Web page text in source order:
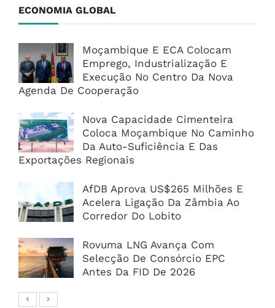
ECONOMIA GLOBAL
Moçambique E ECA Colocam
Emprego, Industrialização E
Execução No Centro Da Nova
Agenda De Cooperação
Nova Capacidade Cimenteira
Coloca Moçambique No Caminho
Da Auto-Suficiência E Das
Exportações Regionais
AfDB Aprova US$265 Milhões E
Acelera Ligação Da Zâmbia Ao
Corredor Do Lobito
Rovuma LNG Avança Com
Selecção De Consórcio EPC
Antes Da FID De 2026